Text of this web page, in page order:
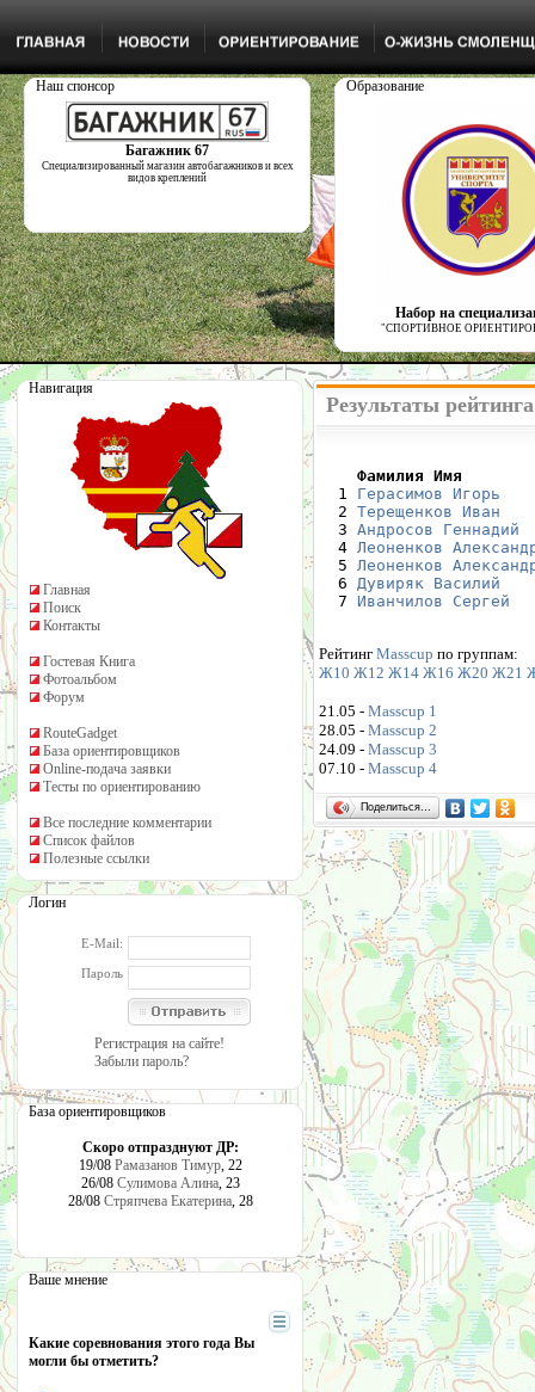
Наш спонсор
Багажник 67
Специализированный магазин автобагажников и всех
видов креплений
Образование
Набор на
"СПОРТИВНОЕ
Навигация
Главная
Поиск
Контакты
Гостевая Книга
Фотоальбом
Форум
RouteGadget
База ориентировщиков
Online-подача заявки
Тесты по ориентированию
Все последние комментарии
Список файлов
Полезные ссылки
Логин
E-Mail:
Пароль
Регистрация на сайте!
Забыли пароль?
База ориентировщиков
Скоро отпразднуют ДР:
19/08 Рамазанов Тимур, 22
26/08 Сулимова Алина, 23
28/08 Стряпчева Екатерина, 28
Ваше мнение
Какие соревнования этого года Вы
могли бы отметить?
Результаты
1 Герасимов Игорь
  2
Терещенков Иван
  3
Андросов Геннадий
  4
Леоненков
  5
Леоненков
  6
Дувиряк Василий
  7
Иванчилов Сергей
Рейтинг Masscup по группам:
Ж10 Ж12 Ж14 Ж16 Ж20 Ж21
21.05 - Masscup 1
28.05 - Masscup 2
24.09 - Masscup 3
07.10 - Masscup 4
Поделиться…